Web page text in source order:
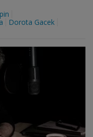
Dorota Gacek